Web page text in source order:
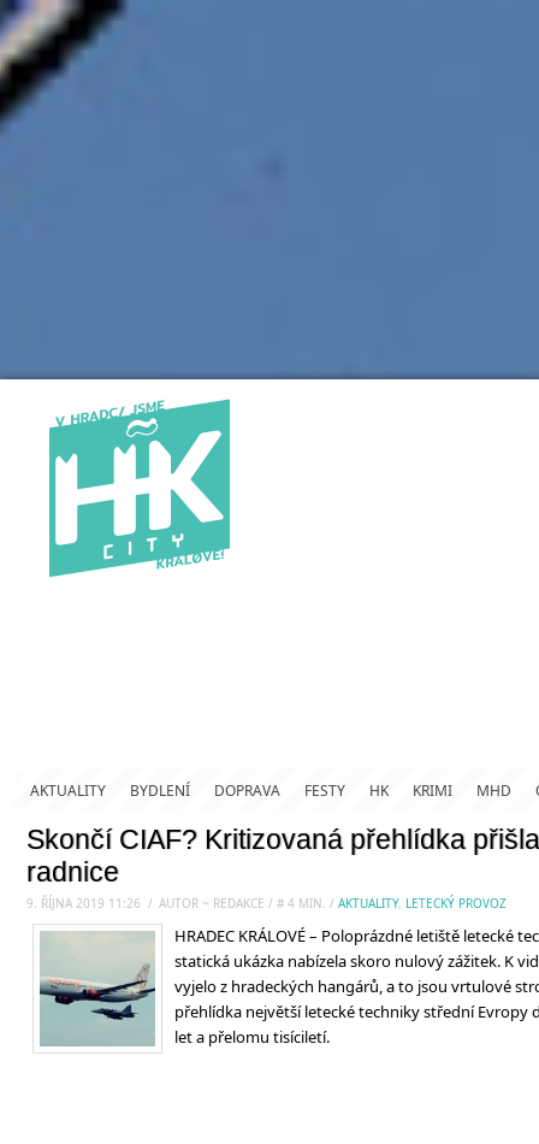
AKTUALITY BYDLENÍ DOPRAVA FESTY HK KRIMI MHD
Skončí CIAF? Kritizovaná přehlídka
radnice
9. ŘÍJNA 2019 11:26 / AUTOR ~ REDAKCE / # 4 MIN. / AKTUALITY, LETECKÝ PROVOZ
HRADEC KRÁLOVÉ – Poloprázdné letiště letecké
statická ukázka nabízela skoro nulový zážitek. K
vyjelo z hradeckých hangárů, a to jsou vrtulové
přehlídka největší letecké techniky střední Evropy
let a přelomu tisíciletí.